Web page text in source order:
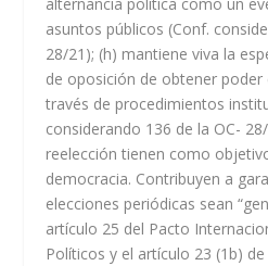
alternancia política como un
asuntos públicos (Conf.
28/21); (h) mantiene viva la
de oposición de obtener
través de procedimientos
considerando 136 de la OC-
reelección tienen como
democracia. Contribuyen a
elecciones periódicas sean
artículo 25 del Pacto
Políticos y el artículo 23 (1b)